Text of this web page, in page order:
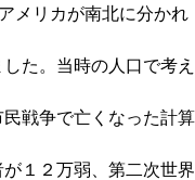
メリカが南北に分かれ
た。当時の人口で考え
戦争で亡くなった計算
１２万弱、第二次世界